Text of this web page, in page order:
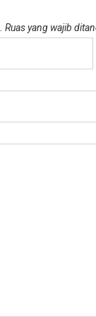
Ruas yang wajib